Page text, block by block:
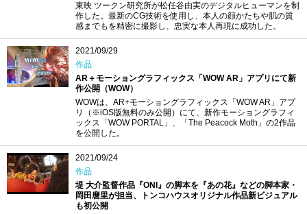
東映 ツークン研究所が松任谷由実のデジタルヒューマンを制
作した。最新のCG技術を使用し、本人の顔かたちや肌の質
感までもを精密に撮影し、忠実な本人再現に成功した。
2021/09/29
作品
AR＋モーショングラフィックス「WOW AR」アプリにて新
作公開（WOW）
WOWは、AR+モーショングラフィックス「WOW AR」アプ
リ（※iOS版無料のみ公開）にて、新作モーショングラフィ
ックス「WOW PORTAL」、「The Peacock Moth」の2作品
を公開した。
2021/09/24
作品
堤 大介監督作品『ONI』の脚本を『あの花』などの脚本家・
岡田麿里が担当、トンコハウスオリジナル作品新ビジュアル
も初公開